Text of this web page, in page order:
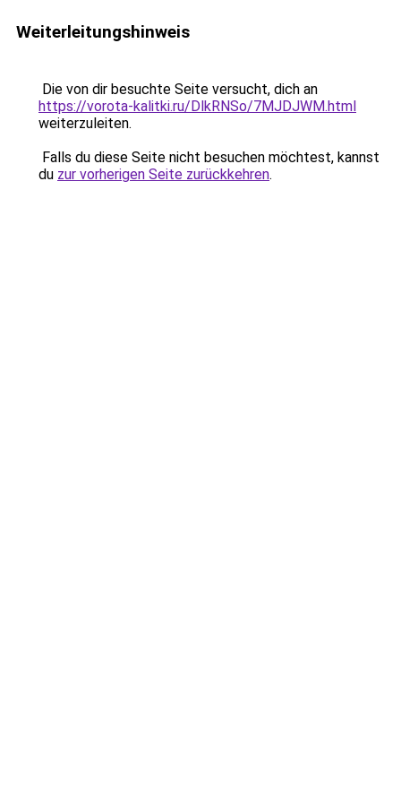
Weiterleitungshinweis
Die von dir besuchte Seite versucht, dich an
https://vorota-kalitki.ru/DlkRNSo/7MJDJWM.html
weiterzuleiten.
Falls du diese Seite nicht besuchen möchtest, kannst
du zur vorherigen Seite zurückkehren.